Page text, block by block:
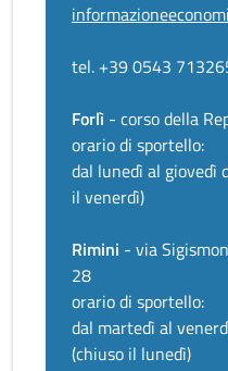
tel. +39 0543
Forlì - corso della
orario di sportello:
dal lunedì al giovedì
il venerdì)
Rimini - via
28
orario di sportello:
dal martedì al
(chiuso il lunedì)